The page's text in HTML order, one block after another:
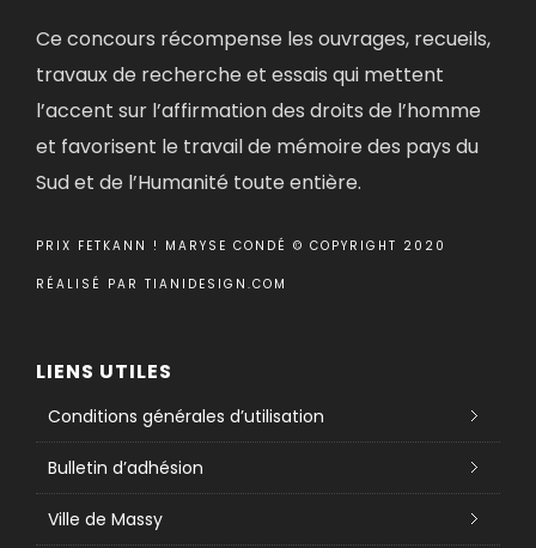
Ce concours récompense les ouvrages, recueils,
travaux de recherche et essais qui mettent
l’accent sur l’affirmation des droits de l’homme
et favorisent le travail de mémoire des pays du
Sud et de l’Humanité toute entière.
PRIX FETKANN ! MARYSE CONDÉ © COPYRIGHT 2020
RÉALISÉ PAR TIANIDESIGN.COM
LIENS UTILES
Conditions générales d’utilisation
Bulletin d’adhésion
Ville de Massy